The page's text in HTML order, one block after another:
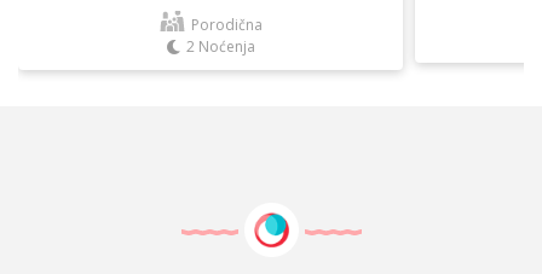
Porodična
2 Noćenja